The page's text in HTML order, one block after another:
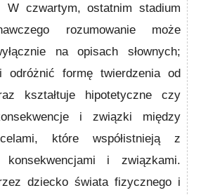
W czwartym, ostatnim stadium
rozumowanie może
na opisach słownych;
odróż­nić formę twierdzenia od
kształtuje hipote­tyczne czy
i związki między
które współistnieją z
konsekwencjami i związkami.
dziecko świata fizycznego i